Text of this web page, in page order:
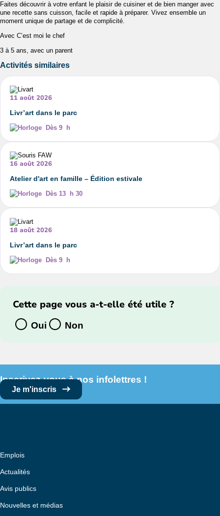
Faites découvrir à votre enfant le plaisir de cuisiner et de bien manger avec
une recette sans cuisson, facile et rapide à préparer. Vivez ensemble un
moment unique de partage et de complicité.
Avec C’est moi le chef
3 à 5 ans, avec un parent
Activités similaires
11 août 2026
Livr’art dans le parc
Dès 9 h
16 août 2026
Atelier d'art en famille – Édition estivale
Dès 13 h 30
18 août 2026
Livr’art dans le parc
Dès 9 h
Cette page vous a-t-elle été utile ?
Oui Non
Inscrivez-vous à nos infolettres !
Je m'inscris
Emplois
Actualités
Avis publics
Nouvelles et médias